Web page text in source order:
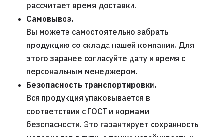
рассчитает время доставки.
Самовывоз.
Вы можете самостоятельно забрать
продукцию со склада нашей компании. Для
этого заранее согласуйте дату и время с
персональным менеджером.
Безопасность транспортировки.
Вся продукция упаковывается в
соответствии с ГОСТ и нормами
безопасности. Это гарантирует сохранность